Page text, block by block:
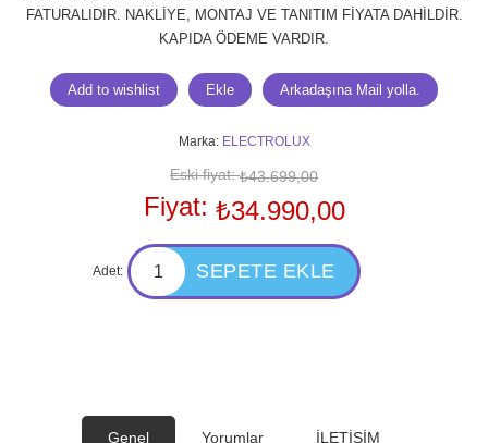
FATURALIDIR. NAKLİYE, MONTAJ VE TANITIM FİYATA DAHİLDİR.
KAPIDA ÖDEME VARDIR.
Marka: ELECTROLUX
Eski fiyat: ₺43.699,00
Fiyat: ₺34.990,00
Adet:
Genel Yorumlar İLETİŞİM